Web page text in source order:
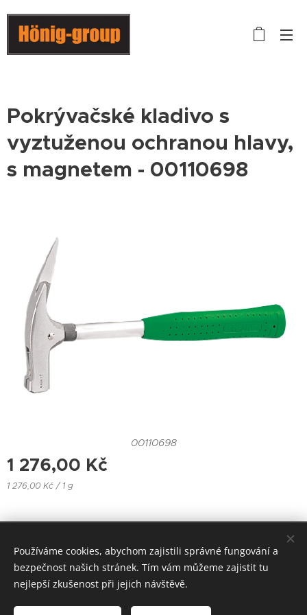
Pokrývačské kladivo s
vyztuženou ochranou hlavy,
s magnetem - 00110698
00110698
1 276,00 Kč
1 276,00 Kč / 1 g
honiggroup@seznam.cz, info@honiggroup.cz ,
Tel: +420 607 937 364, +420 728 279 354
Používáme cookies, abychom zajistili správné fungování a
bezpečnost našich stránek. Tím vám můžeme zajistit tu
nejlepší zkušenost při jejich návštěvě.